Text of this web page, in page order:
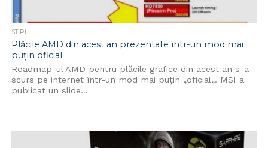
STIRI
Plăcile AMD din acest an prezentate într-un mod mai
puțin oficial
Roadmap-ul AMD pentru plăcile grafice din acest an s-a
scurs pe internet într-un mod mai puțin „oficial„. MSI a
publicat un slide...